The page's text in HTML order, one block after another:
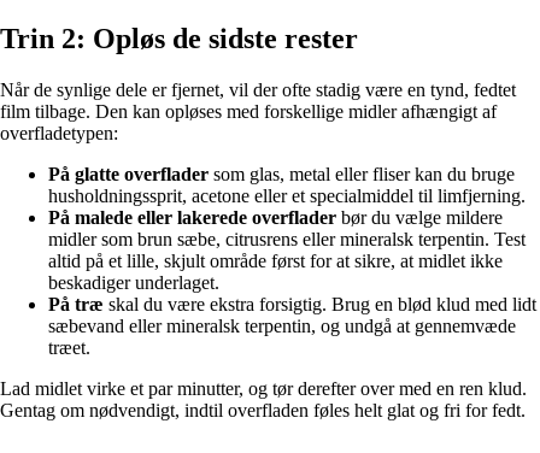
Trin 2: Opløs de sidste rester
Når de synlige dele er fjernet, vil der ofte stadig være en tynd, fedtet
film tilbage. Den kan opløses med forskellige midler afhængigt af
overfladetypen:
På glatte overflader som glas, metal eller fliser kan du bruge
husholdningssprit, acetone eller et specialmiddel til limfjerning.
På malede eller lakerede overflader bør du vælge mildere
midler som brun sæbe, citrusrens eller mineralsk terpentin. Test
altid på et lille, skjult område først for at sikre, at midlet ikke
beskadiger underlaget.
På træ skal du være ekstra forsigtig. Brug en blød klud med lidt
sæbevand eller mineralsk terpentin, og undgå at gennemvæde
træet.
Lad midlet virke et par minutter, og tør derefter over med en ren klud.
Gentag om nødvendigt, indtil overfladen føles helt glat og fri for fedt.